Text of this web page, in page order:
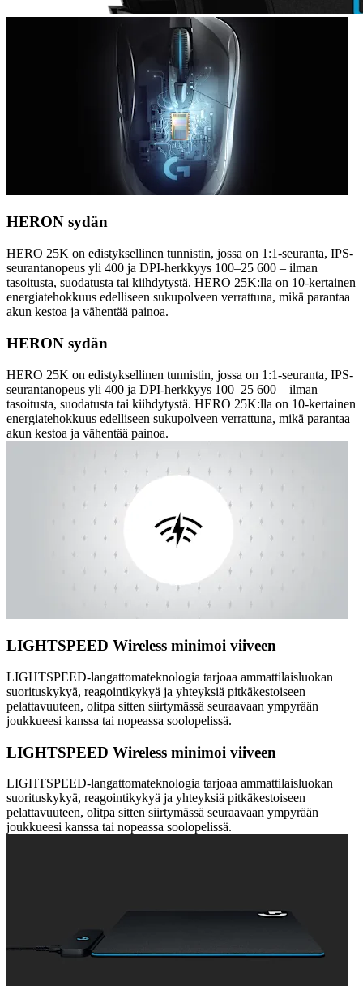
HERON sydän
HERO 25K on edistyksellinen tunnistin, jossa on 1:1-seuranta, IPS-
seurantanopeus yli 400 ja DPI-herkkyys 100–25 600 – ilman
tasoitusta, suodatusta tai kiihdytystä. HERO 25K:lla on 10-kertainen
energiatehokkuus edelliseen sukupolveen verrattuna, mikä parantaa
akun kestoa ja vähentää painoa.
HERON sydän
HERO 25K on edistyksellinen tunnistin, jossa on 1:1-seuranta, IPS-
seurantanopeus yli 400 ja DPI-herkkyys 100–25 600 – ilman
tasoitusta, suodatusta tai kiihdytystä. HERO 25K:lla on 10-kertainen
energiatehokkuus edelliseen sukupolveen verrattuna, mikä parantaa
akun kestoa ja vähentää painoa.
LIGHTSPEED Wireless minimoi viiveen
LIGHTSPEED-langattomateknologia tarjoaa ammattilaisluokan
suorituskykyä, reagointikykyä ja yhteyksiä pitkäkestoiseen
pelattavuuteen, olitpa sitten siirtymässä seuraavaan ympyrään
joukkueesi kanssa tai nopeassa soolopelissä.
LIGHTSPEED Wireless minimoi viiveen
LIGHTSPEED-langattomateknologia tarjoaa ammattilaisluokan
suorituskykyä, reagointikykyä ja yhteyksiä pitkäkestoiseen
pelattavuuteen, olitpa sitten siirtymässä seuraavaan ympyrään
joukkueesi kanssa tai nopeassa soolopelissä.